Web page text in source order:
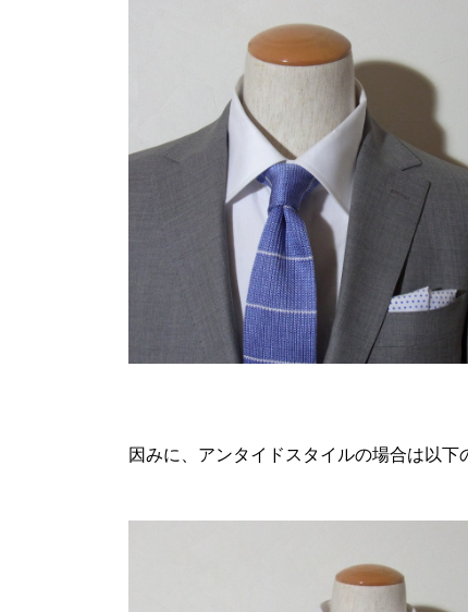
因みに、アンタイドスタイルの場合は以下